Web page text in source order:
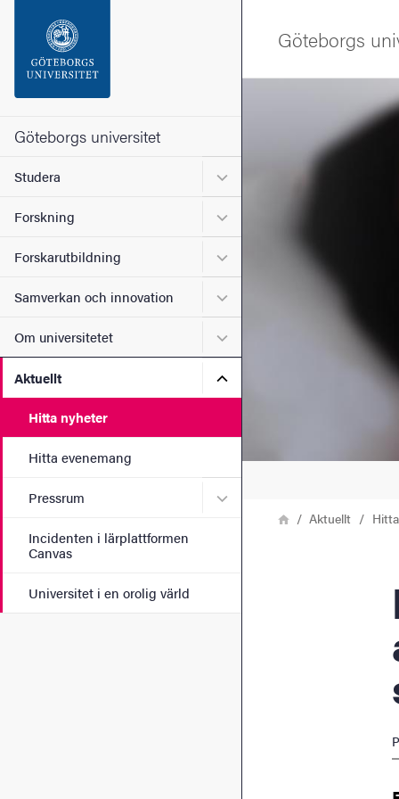
Sidfoten
Om webbplatsen
Göteborgs universitet
Studera Undermeny för Studera
Forskning Undermeny för Forskning
Forskarutbildning Undermeny för
Samverkan och innovation Undermeny för
Om universitetet Undermeny för Om
Aktuellt Undermeny för Aktuellt
Hitta nyheter
Hitta evenemang
Pressrum Undermeny för Pressrum
Incidenten i lärplattformen
Canvas
Universitet i en orolig värld
Göteborgs
Bild
LänkstigHemAktuellt